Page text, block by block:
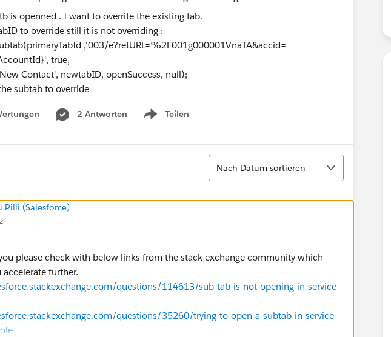
is openned . I want to overrite the existing tab.
to override still it is not overriding :
,'003/e?retURL=%2F001g000001VnaTA&accid=
true,
openSuccess, null);
subtab to override
2 Antworten Teilen
Show menu
Sortieren
Nach Datum sortieren
Pilli (Salesforce)
please check with below links from the stack exchange community which
further.
questions/114613/sub-tab-is-not-opening-in-service-
questions/35260/trying-to-open-a-subtab-in-service-